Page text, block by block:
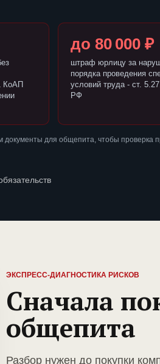
КоАП
до 80 000 ₽
штраф юрлицу за
порядка проведения
условий труда - ст.
РФ
для общепита, чтобы
ЭКСПРЕСС-ДИАГНОСТИКА РИСКОВ
Сначала
общепита
Разбор нужен до покупки